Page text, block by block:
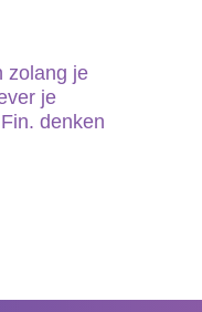
zolang je
je
denken